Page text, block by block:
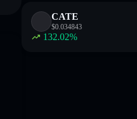
CATE
$0.034843
132.02%